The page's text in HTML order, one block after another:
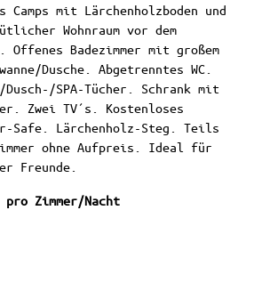
Camps mit Lärchenholzboden und
Wohnraum vor dem
Offenes Badezimmer mit großem
Dusche. Abgetrenntes WC.
SPA-Tücher. Schrank mit
Zwei TV´s. Kostenloses
Safe. Lärchenholz-Steg. Teils
ohne Aufpreis. Ideal für
Freunde.
Zimmer/Nacht